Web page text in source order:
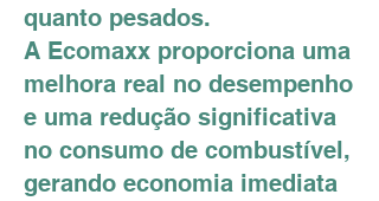
quanto pesados.
A Ecomaxx proporciona uma
melhora real no desempenho
e uma redução significativa
no consumo de combustível,
gerando economia imediata